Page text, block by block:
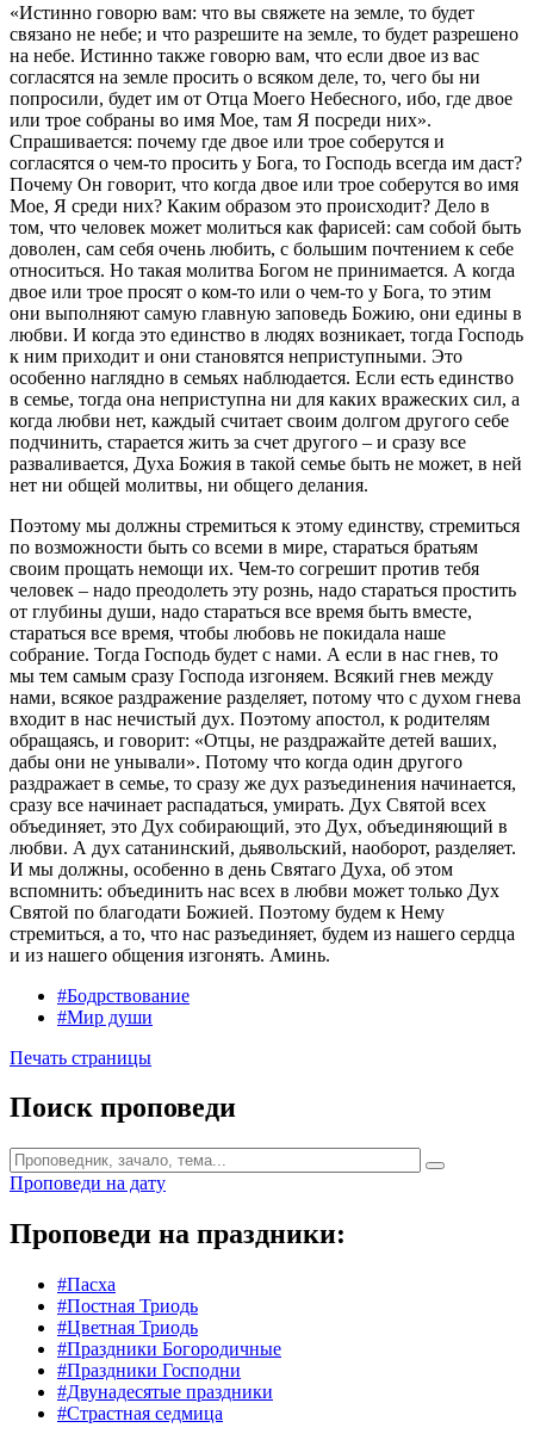
«Истинно говорю вам: что вы свяжете на земле, то будет
связано не небе; и что разрешите на земле, то будет разрешено
на небе. Истинно также говорю вам, что если двое из вас
согласятся на земле просить о всяком деле, то, чего бы ни
попросили, будет им от Отца Моего Небесного, ибо, где двое
или трое собраны во имя Мое, там Я посреди них».
Спрашивается: почему где двое или трое соберутся и
согласятся о чем-то просить у Бога, то Господь всегда им даст?
Почему Он говорит, что когда двое или трое соберутся во имя
Мое, Я среди них? Каким образом это происходит? Дело в
том, что человек может молиться как фарисей: сам собой быть
доволен, сам себя очень любить, с большим почтением к себе
относиться. Но такая молитва Богом не принимается. А когда
двое или трое просят о ком-то или о чем-то у Бога, то этим
они выполняют самую главную заповедь Божию, они едины в
любви. И когда это единство в людях возникает, тогда Господь
к ним приходит и они становятся неприступными. Это
особенно наглядно в семьях наблюдается. Если есть единство
в семье, тогда она неприступна ни для каких вражеских сил, а
когда любви нет, каждый считает своим долгом другого себе
подчинить, старается жить за счет другого – и сразу все
разваливается, Духа Божия в такой семье быть не может, в ней
нет ни общей молитвы, ни общего делания.
Поэтому мы должны стремиться к этому единству, стремиться
по возможности быть со всеми в мире, стараться братьям
своим прощать немощи их. Чем-то согрешит против тебя
человек – надо преодолеть эту рознь, надо стараться простить
от глубины души, надо стараться все время быть вместе,
стараться все время, чтобы любовь не покидала наше
собрание. Тогда Господь будет с нами. А если в нас гнев, то
мы тем самым сразу Господа изгоняем. Всякий гнев между
нами, всякое раздражение разделяет, потому что с духом гнева
входит в нас нечистый дух. Поэтому апостол, к родителям
обращаясь, и говорит: «Отцы, не раздражайте детей ваших,
дабы они не унывали». Потому что когда один другого
раздражает в семье, то сразу же дух разъединения начинается,
сразу все начинает распадаться, умирать. Дух Святой всех
объединяет, это Дух собирающий, это Дух, объединяющий в
любви. А дух сатанинский, дьявольский, наоборот, разделяет.
И мы должны, особенно в день Святаго Духа, об этом
вспомнить: объединить нас всех в любви может только Дух
Святой по благодати Божией. Поэтому будем к Нему
стремиться, а то, что нас разъединяет, будем из нашего сердца
и из нашего общения изгонять. Аминь.
#Бодрствование
#Мир души
Печать страницы
Поиск проповеди
Проповеди на дату
Проповеди на праздники:
#Пасха
#Постная Триодь
#Цветная Триодь
#Праздники Богородичные
#Праздники Господни
#Двунадесятые праздники
#Страстная седмица